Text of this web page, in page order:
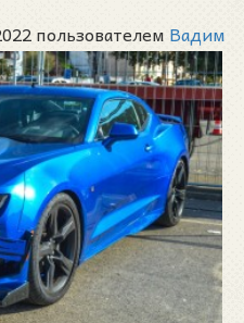
пользователем Вадим